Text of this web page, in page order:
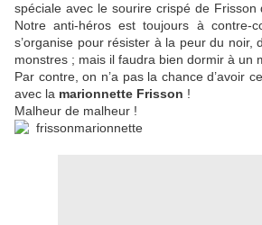
spéciale avec le sourire crispé de
Notre anti-héros est toujours à contre-
s’organise pour résister à la peur du noir,
monstres ; mais il faudra bien dormir à un
Par contre, on n’a pas la chance d’avoir
avec la marionnette Frisson !
Malheur de malheur !